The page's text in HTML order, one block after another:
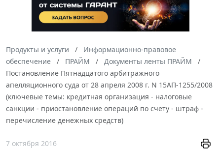
Продукты и услуги
Информационно-правовое
обеспечение
ПРАЙМ
Документы ленты ПРАЙМ
Постановление Пятнадцатого арбитражного
апелляционного суда от 28 апреля 2008 г. N 15АП-1255/2008
(ключевые темы: кредитная организация - налоговые
санкции - приостановление операций по счету - штраф -
перечисление денежных средств)
7 октября 2016